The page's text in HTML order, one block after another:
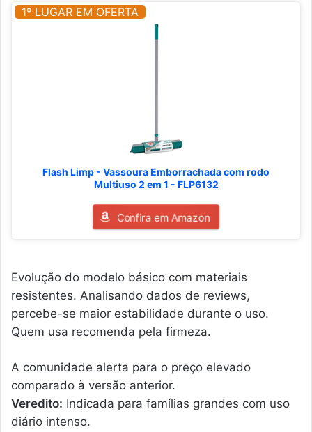
1º LUGAR EM OFERTA
Flash Limp - Vassoura Emborrachada com rodo
Multiuso 2 em 1 - FLP6132
Confira em Amazon
Evolução do modelo básico com materiais
resistentes. Analisando dados de reviews,
percebe-se maior estabilidade durante o uso.
Quem usa recomenda pela firmeza.
A comunidade alerta para o preço elevado
comparado à versão anterior.
Veredito: Indicada para famílias grandes com uso
diário intenso.